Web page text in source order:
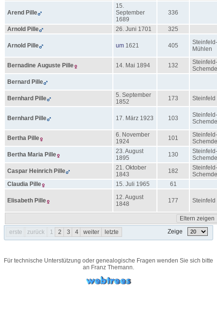
Eltern zeigen
Arend Pille
15.
September
1689
336
Arnold Pille 26. Juni 1701 325
Arnold Pille um 1621 405
Steinfeld-
Mühlen
Bernadine Auguste Pille 14. Mai 1894 132
Steinfeld-
Schemde
Bernard Pille
Bernhard Pille
5. September
1852
173 Steinfeld
Bernhard Pille 17. März 1923 103
Steinfeld-
Schemde
Bertha Pille
6. November
1924
101
Steinfeld-
Schemde
Bertha Maria Pille
23. August
1895
130
Steinfeld-
Schemde
Caspar Heinrich Pille
21. Oktober
1843
182
Steinfeld-
Schemde
Claudia Pille 15. Juli 1965 61
Elisabeth Pille
12. August
1848
177 Steinfeld
erste zurück 1 2 3 4 weiter letzte Zeige
Für technische Unterstützung oder genealogische Fragen wenden Sie sich bitte
an Franz Themann.